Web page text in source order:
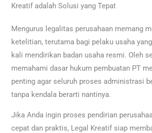
Kreatif adalah Solusi yang Tepat
Mengurus legalitas perusahaan memang
ketelitian, terutama bagi pelaku usaha
kali mendirikan badan usaha resmi. Oleh
memahami dasar hukum pembuatan PT
penting agar seluruh proses administrasi
tanpa kendala berarti nantinya.
Jika Anda ingin proses pendirian
cepat dan praktis, Legal Kreatif siap